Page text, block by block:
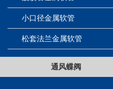
小口径金属软管
松套法兰金属软管
通风蝶阀